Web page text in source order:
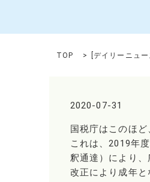
TOP [デイリーニュー
2020-07-31
国税庁はこのほ
これは、2019年
釈通達）により
改正により成年と